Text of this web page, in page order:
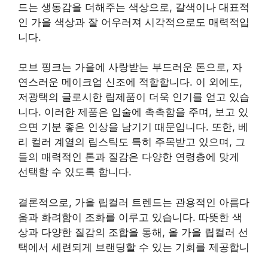
드는 생동감을 더해주는 색상으로, 갈색이나 대표적
인 가을 색상과 잘 어우러져 시각적으로도 매력적입
니다.
모브 핑크는 가을에 사랑받는 부드러운 톤으로, 자
연스러운 메이크업 신조에 적합합니다. 이 외에도,
저광택의 글로시한 립제품이 더욱 인기를 얻고 있습
니다. 이러한 제품은 입술에 촉촉함을 주며, 보고 있
으면 기분 좋은 인상을 남기기 때문입니다. 또한, 베
리 컬러 계열의 립스틱도 특히 주목받고 있으며, 그
들의 매력적인 톤과 질감은 다양한 연령층에 맞게
선택할 수 있도록 합니다.
결론적으로, 가을 립컬러 트렌드는 관용적인 아름다
움과 화려함이 조화를 이루고 있습니다. 따뜻한 색
상과 다양한 질감의 조합을 통해, 올 가을 립컬러 선
택에서 세련되게 브랜딩할 수 있는 기회를 제공합니